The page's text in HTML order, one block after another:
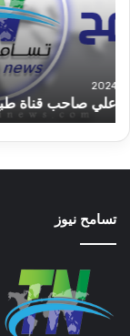
شرق
دارفور
موسم
الحصاد
2022-12-08
قوات الدعم
الحصاد
تسامح نيوز